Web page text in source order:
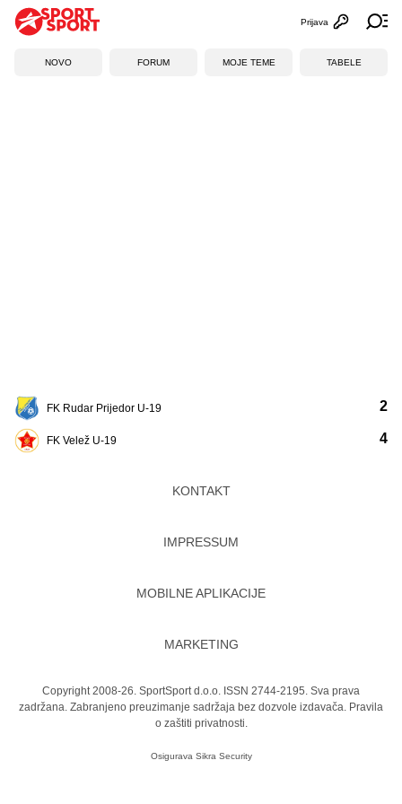
Otvori
Prijava
NOVO FORUM MOJE TEME TABELE
FK Rudar Prijedor U-19
FK Velež U-19
2
4
KONTAKT
IMPRESSUM
MOBILNE APLIKACIJE
MARKETING
Copyright 2008-26. SportSport d.o.o. ISSN 2744-2195. Sva prava
zadržana. Zabranjeno preuzimanje sadržaja bez dozvole izdavača. Pravila
o zaštiti privatnosti.
Osigurava Sikra Security